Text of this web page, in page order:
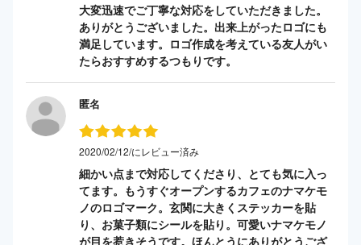
大変迅速でご丁寧な対応をしていただきました。
ありがとうございました。出来上がったロゴにも
満足しています。ロゴ作成を考えている友人がい
たらおすすめするつもりです。
匿名
2020/02/12/にレビュー済み
細かい点まで対応してくださり、とても気に入っ
てます。もうすぐオープンするカフェのナマケモ
ノのロゴマーク。玄関に大きくステッカーを貼
り、お菓子類にシールを貼り。可愛いナマケモノ
が目を惹きそうです。ほんとうにありがとうござ